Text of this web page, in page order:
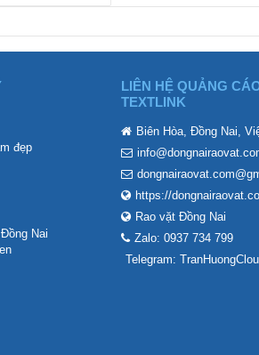
đẹp
Nai
LIÊN HỆ QUẢNG
TEXTLINK
Biên Hòa, Đồng Nai,
https://
Rao vặt Đồng Nai
Zalo: 0937 734 799
Telegram: